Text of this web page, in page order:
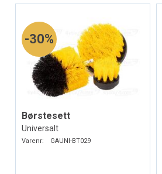
30%
Børstesett
Universalt
Varenr: GAUNI-BT029